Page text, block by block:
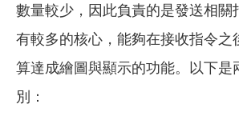
數量較少，因此負責的是發送相關
有較多的核心，能夠在接收指令之
算達成繪圖與顯示的功能。以下是
別：